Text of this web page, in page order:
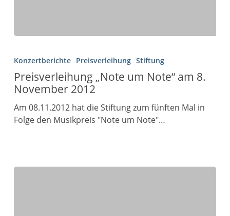
Konzertberichte Preisverleihung Stiftung
Preisverleihung „Note um Note“ am 8.
November 2012
Am 08.11.2012 hat die Stiftung zum fünften Mal in
Folge den Musikpreis "Note um Note"…